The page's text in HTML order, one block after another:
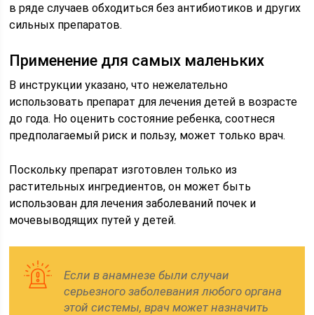
в ряде случаев обходиться без антибиотиков и других
сильных препаратов.
Применение для самых маленьких
В инструкции указано, что нежелательно
использовать препарат для лечения детей в возрасте
до года. Но оценить состояние ребенка, соотнеся
предполагаемый риск и пользу, может только врач.
Поскольку препарат изготовлен только из
растительных ингредиентов, он может быть
использован для лечения заболеваний почек и
мочевыводящих путей у детей.
Если в анамнезе были случаи
серьезного заболевания любого органа
этой системы, врач может назначить